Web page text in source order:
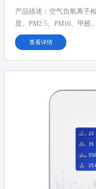
产品描述：空气负氧离子
度、PM2.5、PM10、甲醛
查看详情